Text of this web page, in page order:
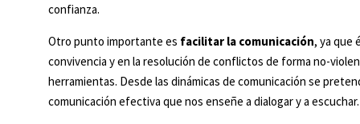
confianza.
Otro punto importante es facilitar la comunicación, ya que
convivencia y en la resolución de conflictos de forma no-
herramientas. Desde las dinámicas de comunicación se
comunicación efectiva que nos enseñe a dialogar y a escuchar.